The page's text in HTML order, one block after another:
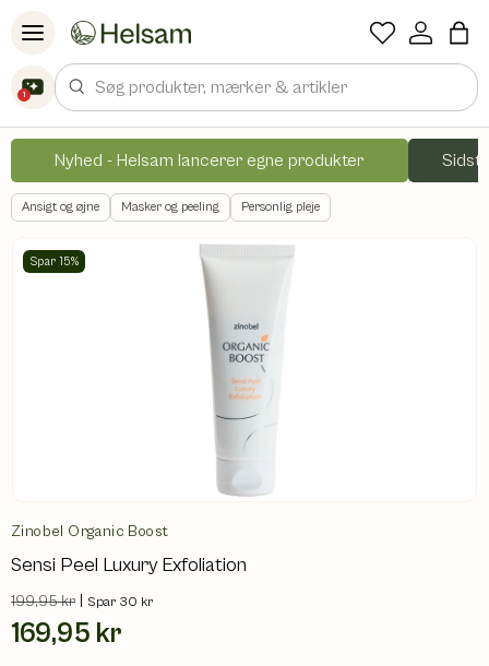
Spring til indhold
1
Søg
Nyhed - Helsam lancerer egne produkter
Ansigt og øjne Masker og peeling Personlig pleje
Spar 15%
Zinobel Organic Boost
Sensi Peel Luxury Exfoliation
199,95 kr Spar 30 kr
169,95 kr